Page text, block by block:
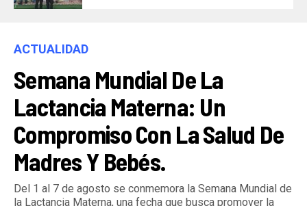
ACTUALIDAD
Semana Mundial De La
Lactancia Materna: Un
Compromiso Con La Salud De
Madres Y Bebés.
Del 1 al 7 de agosto se conmemora la Semana Mundial de
la Lactancia Materna, una fecha que busca promover la